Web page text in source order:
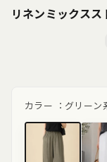
リネンミックス
カラー ： グリーン